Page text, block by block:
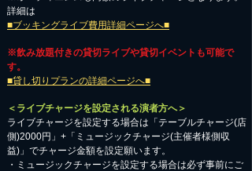
詳細は
■ブッキングライブ費用詳細ページへ■
※飲み放題付きの貸切ライブや貸切イベントも可能で
す。
■貸し切りプランの詳細ページへ■
＜ライブチャージを設定される演者方へ＞
ライブチャージを設定する場合は「テーブルチャージ(店
側)2000円」+「ミュージックチャージ(主催者様側収
益)」でチャージ金額を設定願います。
・ミュージックチャージを設定する場合は必ず事前にご